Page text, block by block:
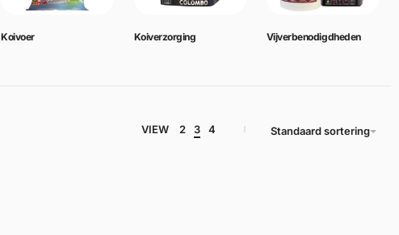
Koivoer Koiverzorging Vijverbenodigdheden
VIEW 2 3 4 Standaard sortering